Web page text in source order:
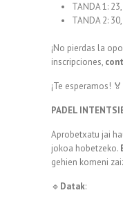
TANDA 1:
TANDA 2:
¡No pierdas la
inscripciones,
¡Te esperamos! 🏅
PADEL
Aprobetxatu jai
jokoa hobetzeko.
gehien komeni
🔹 Datak: